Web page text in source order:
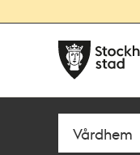
navigationen
huvudinnehållet
SökFritextsök